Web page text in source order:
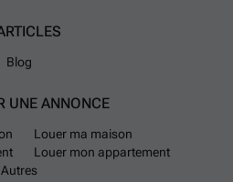
routes nationales
(N305, N327, N357 et
facilitant les
plusieurs structures
Blog
UNE ANNONCE
Louer ma maison
Louer mon appartement
Autres